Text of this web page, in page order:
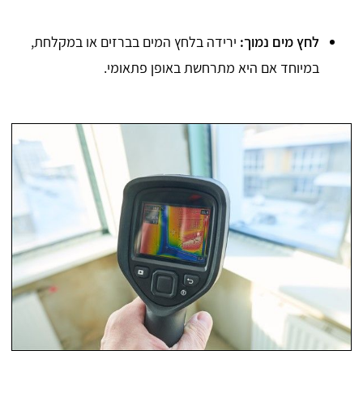
לחץ מים נמוך: ירידה בלחץ המים בברזים או במקלחת,
במיוחד אם היא מתרחשת באופן פתאומי.